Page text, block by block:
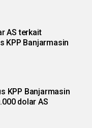
AS terkait
KPP Banjarmasin
KPP Banjarmasin
dolar AS